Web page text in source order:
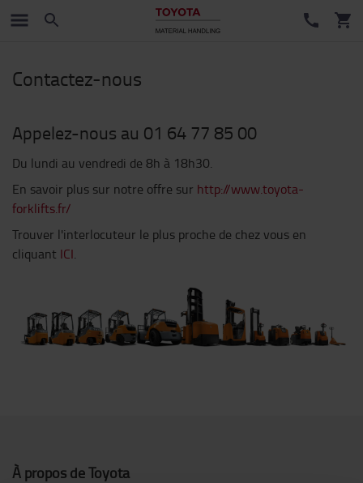
Contactez-nous
Appelez-nous au 01 64 77 85 00
Du lundi au vendredi de 8h à 18h30.
En savoir plus sur notre offre sur http://www.toyota-
forklifts.fr/
Trouver l'interlocuteur le plus proche de chez vous en
cliquant ICI.
À propos de Toyota